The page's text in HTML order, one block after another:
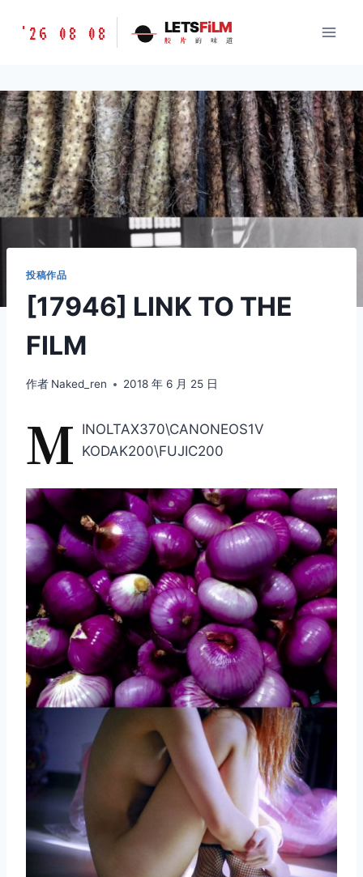
胶
味
道
LETSFILM
'26 08 08 LETSFiLM
胶 片 的 味 道
投稿作品
[17946] LINK TO THE
FILM
作者 Naked_ren 2018 年 6 月 25 日
M INOLTAX370\CANONEOS1V
KODAK200\FUJIC200